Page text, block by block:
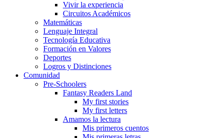
Vivir la experiencia
Circuitos Académicos
Matemáticas
Lenguaje Integral
Tecnología Educativa
Formación en Valores
Deportes
Logros y Distinciones
Comunidad
Pre-Schoolers
Fantasy Readers Land
My first stories
My first letters
Amamos la lectura
Mis primeros cuentos